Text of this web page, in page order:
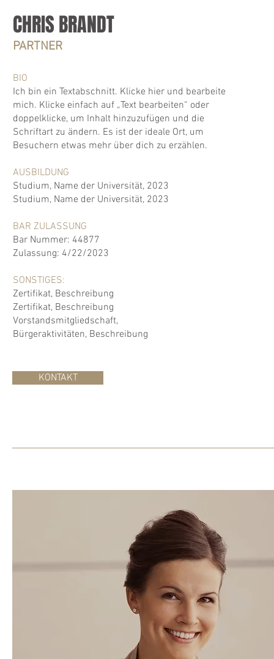
CHRIS BRANDT
PARTNER
BIO
Ich bin ein Textabschnitt. Klicke hier und bearbeite
mich. Klicke einfach auf „Text bearbeiten“ oder
doppelklicke, um Inhalt hinzuzufügen und die
Schriftart zu ändern. Es ist der ideale Ort, um
Besuchern etwas mehr über dich zu erzählen.
AUSBILDUNG
Studium, Name der Universität, 2023
Studium, Name der Universität, 2023
BAR ZULASSUNG
Bar Nummer: 44877
Zulassung: 4/22/2023
SONSTIGES:
Zertifikat, Beschreibung
Zertifikat, Beschreibung
Vorstandsmitgliedschaft,
Bürgeraktivitäten, Beschreibung
KONTAKT